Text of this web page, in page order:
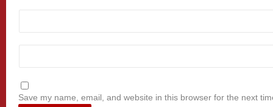
Save my name, email, and website in this browser for the next